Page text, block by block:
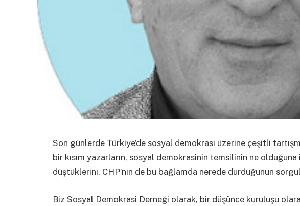
Son günlerde Türkiye’de sosyal demokrasi üzerine çeşitli
bir kısım yazarların, sosyal demokrasinin temsilinin ne
düştüklerini, CHP’nin de bu bağlamda nerede durduğunun
Biz Sosyal Demokrasi Derneği olarak, bir düşünce kuruluşu